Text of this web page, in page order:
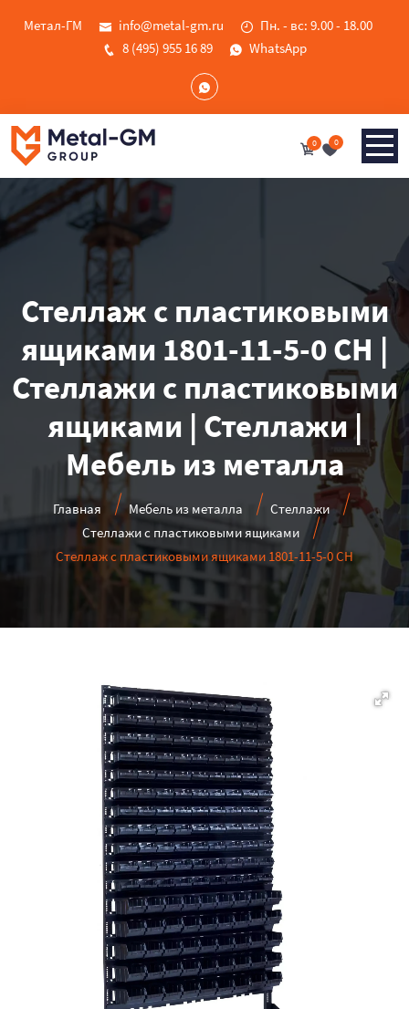
Метал-ГМ info@metal-gm.ru
Пн. - вс: 9.00 - 18.00
8 (495) 955 16 89
WhatsApp
0 0
Стеллаж с пластиковыми
ящиками 1801-11-5-0 CH |
Стеллажи с пластиковыми
ящиками | Стеллажи |
Мебель из металла
Главная Мебель из металла
Стеллажи
Стеллажи с пластиковыми ящиками
Стеллаж с пластиковыми ящиками 1801-11-5-0 CH